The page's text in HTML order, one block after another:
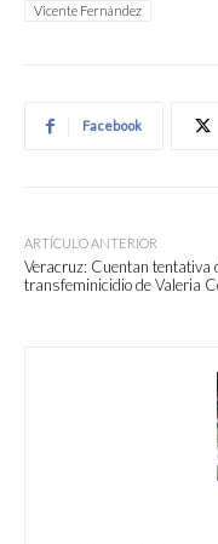
Vicente Fernández
Facebook
ARTÍCULO ANTERIOR
Veracruz: Cuentan tentativa
transfeminicidio de Valeria